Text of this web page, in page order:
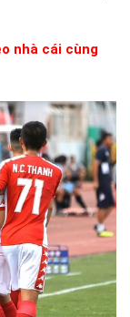
nhà cái cùng